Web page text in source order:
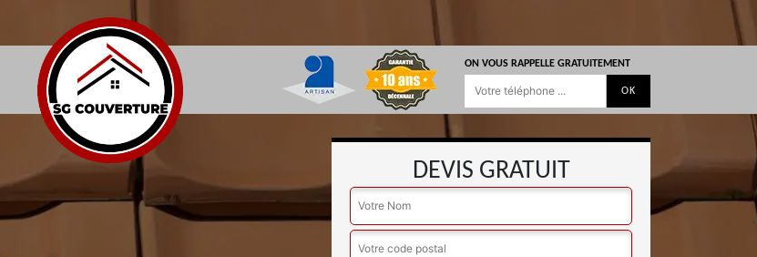
ON VOUS RAPPELLE GRATUITEMENT
DEVIS GRATUIT